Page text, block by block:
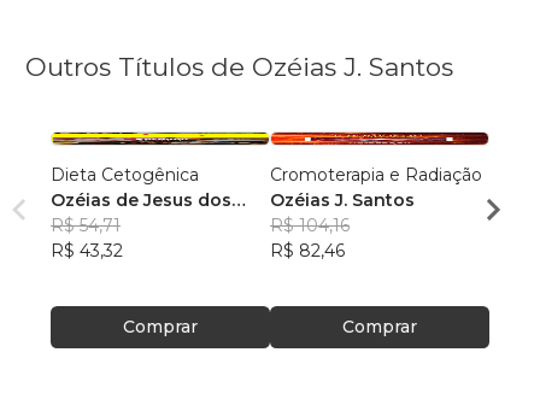
Outros Títulos de Ozéias J. Santos
Dieta Cetogênica
Ozéias de Jesus dos
Santos
R$ 54,71
R$ 43,32
Comprar
Cromoterapia e Radiação
Ozéias J. Santos
R$ 104,16
R$ 82,46
Comprar
R$